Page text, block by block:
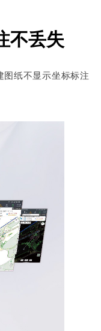
不丢失
纸不显示坐标标注